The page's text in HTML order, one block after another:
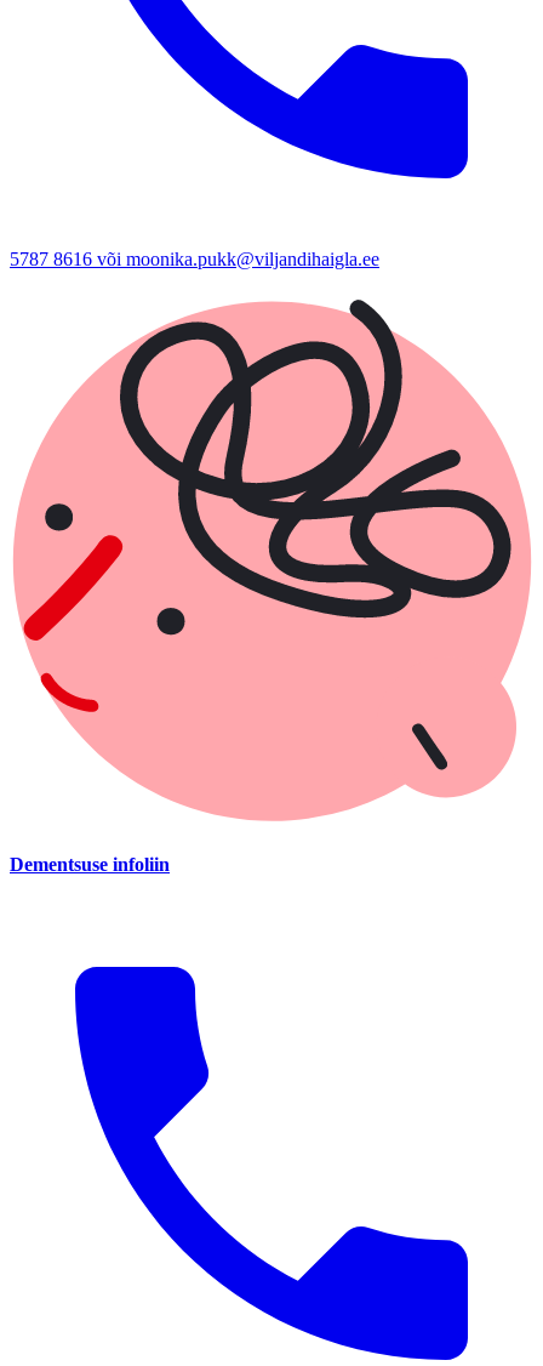
5787 8616 või moonika.pukk@viljandihaigla.ee
Dementsuse infoliin